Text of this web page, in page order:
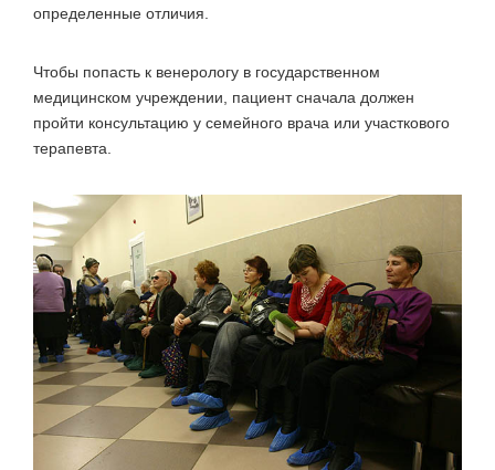
определенные отличия.
Чтобы попасть к венерологу в государственном
медицинском учреждении, пациент сначала должен
пройти консультацию у семейного врача или участкового
терапевта.